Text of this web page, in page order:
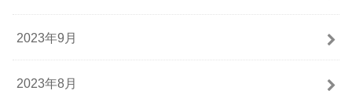
2023年9月
2023年8月